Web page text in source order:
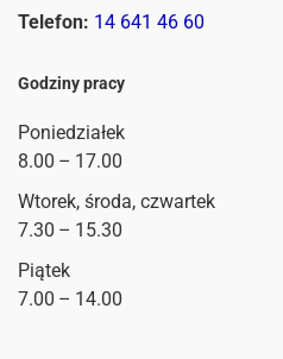
Telefon: 14 641 46 60
Godziny pracy
Poniedziałek
8.00 – 17.00
Wtorek, środa, czwartek
7.30 – 15.30
Piątek
7.00 – 14.00